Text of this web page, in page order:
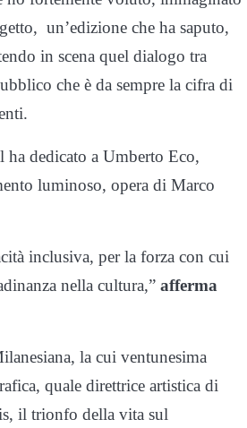
un’edizione che ha saputo,
in scena quel dialogo tra
che è da sempre la cifra di
ha dedicato a Umberto Eco,
luminoso, opera di Marco
inclusiva, per la forza con cui
nella cultura,” afferma
la cui ventunesima
quale direttrice artistica di
il trionfo della vita sul